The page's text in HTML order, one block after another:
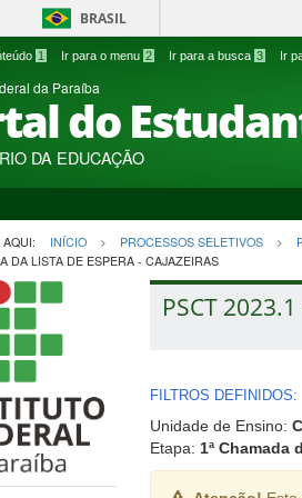
BRASIL
1 Ir para o menu 2 Ir para a busca 3 Ir
da Paraíba
do
DA EDUCAÇÃO
INÍCIO PROCESSOS SELETIVOS
DA LISTA DE ESPERA - CAJAZEIRAS
PSCT
FILTROS DEFINIDOS:
Unidade de Ensino:
Etapa: 1ª Chamada